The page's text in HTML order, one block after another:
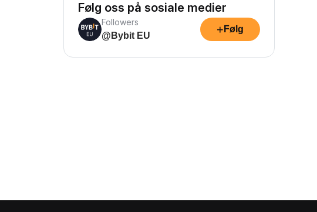
Følg oss på sosiale medier
Followers
@Bybit EU
+ Følg